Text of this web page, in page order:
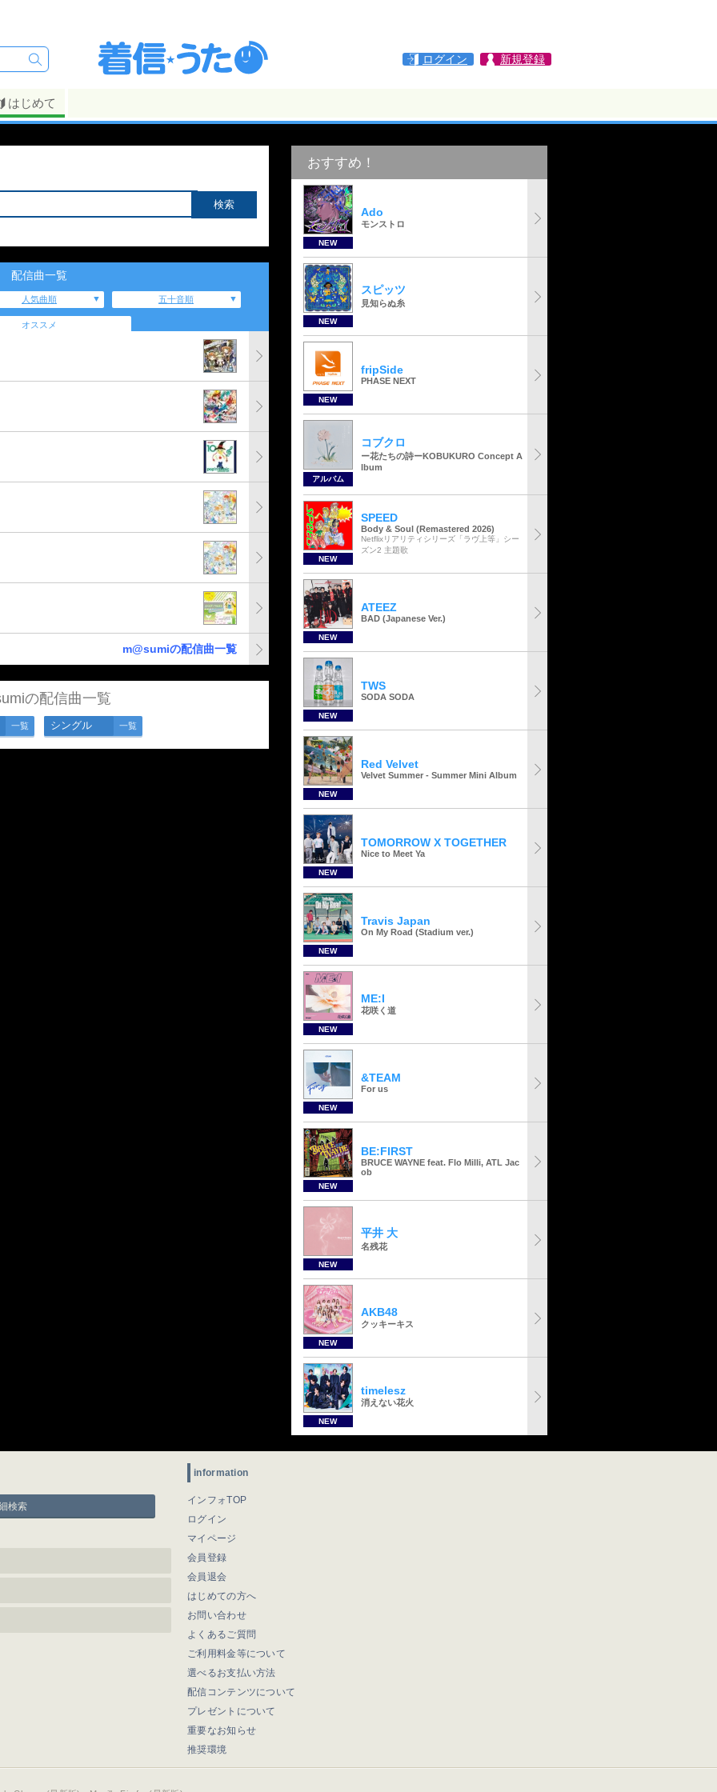
ログイン 新規登録
はじめて
配信曲一覧
人気曲順 五十音順
オススメ
m@sumiの配信曲一覧
の配信曲一覧
一覧 シングル 一覧
おすすめ！
NEW
Ado
モンストロ
NEW
スピッツ
見知らぬ糸
NEW
fripSide
PHASE NEXT
アルバム
コブクロ
ー花たちの詩ーKOBUKURO Concept A
lbum
NEW
SPEED
Body & Soul (Remastered 2026)
Netflixリアリティシリーズ「ラヴ上等」シー
ズン2 主題歌
NEW
ATEEZ
BAD (Japanese Ver.)
NEW
TWS
SODA SODA
NEW
Red Velvet
Velvet Summer - Summer Mini Album
NEW
TOMORROW X TOGETHER
Nice to Meet Ya
NEW
Travis Japan
On My Road (Stadium ver.)
NEW
ME:I
花咲く道
NEW
&TEAM
For us
NEW
BE:FIRST
BRUCE WAYNE feat. Flo Milli, ATL Jac
ob
NEW
平井 大
名残花
NEW
AKB48
クッキーキス
NEW
timelesz
消えない花火
検索
information
インフォTOP
ログイン
マイページ
会員登録
会員退会
はじめての方へ
お問い合わせ
よくあるご質問
ご利用料金等について
選べるお支払い方法
配信コンテンツについて
プレゼントについて
重要なお知らせ
推奨環境